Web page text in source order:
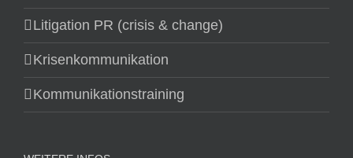
Litigation PR (crisis & change)
Krisenkommunikation
Kommunikationstraining